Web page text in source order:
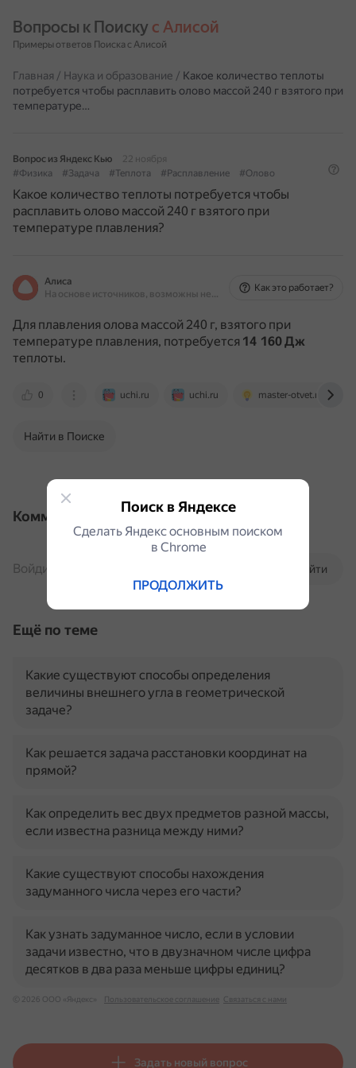
Вопросы к Поиску с Алисой
Примеры ответов Поиска с Алисой
Главная / Наука и образование / Какое количество теплоты
потребуется чтобы расплавить олово массой 240 г взятого при
температуре…
Вопрос из Яндекс Кью
22 ноября
#Физика
#Задача #Теплота #Расплавление #Олово
Какое количество теплоты потребуется чтобы
расплавить олово массой 240 г взятого при
температуре плавления?
Алиса
На основе источников, возможны неточности
Как это работает?
Для плавления олова массой 240 г, взятого при
температуре плавления, потребуется 14 160 Дж
теплоты.
0 uchi.ru uchi.ru master-otvet.ru
Найти в Поиске
Комментарии
Войти
Войдите, чтобы комментировать
Ещё по теме
Какие существуют способы определения
величины внешнего угла в геометрической
задаче?
Как решается задача расстановки координат на
прямой?
Как определить вес двух предметов разной массы,
если известна разница между ними?
Какие существуют способы нахождения
задуманного числа через его части?
Как узнать задуманное число, если в условии
задачи известно, что в двузначном числе цифра
десятков в два раза меньше цифры единиц?
© 2026 ООО «Яндекс» Пользовательское соглашение Связаться с нами
Задать новый вопрос
Поиск в Яндексе
Сделать Яндекс основным поиском
в Сhrome
ПРОДОЛЖИТЬ